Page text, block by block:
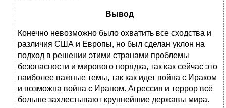
Вывод
Конечно невозможно было охватить все сходства и
различия США и Европы, но был сделан уклон на
подход в решении этими странами проблемы
безопасности и мирового порядка, так как сейчас это
наиболее важные темы, так как идет война с Ираком
и возможна война с Ираном. Агрессия и террор всё
больше захлестывают крупнейшие державы мира.